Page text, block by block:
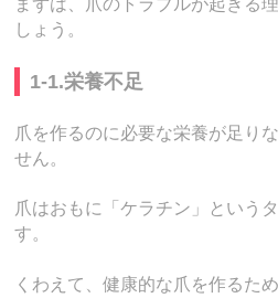
まずは、爪のトラブルが起きる
しょう。
1-1.栄養不足
爪を作るのに必要な栄養が足り
せん。
爪はおもに「ケラチン」という
す。
くわえて、健康的な爪を作るた